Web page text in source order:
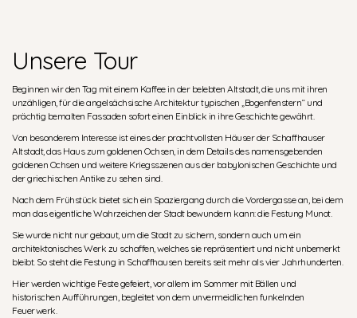
Unsere Tour
Beginnen wir den Tag mit einem Kaffee in der belebten Altstadt, die uns mit ihren
unzähligen, für die angelsächsische Architektur typischen „Bogenfenstern“ und
prächtig bemalten Fassaden sofort einen Einblick in ihre Geschichte gewährt.
Von besonderem Interesse ist eines der prachtvollsten Häuser der Schaffhauser
Altstadt, das Haus zum goldenen Ochsen, in dem Details des namensgebenden
goldenen Ochsen und weitere Kriegsszenen aus der babylonischen Geschichte und
der griechischen Antike zu sehen sind.
Nach dem Frühstück bietet sich ein Spaziergang durch die Vordergasse an, bei dem
man das eigentliche Wahrzeichen der Stadt bewundern kann: die Festung Munot.
Sie wurde nicht nur gebaut, um die Stadt zu sichern, sondern auch um ein
architektonisches Werk zu schaffen, welches sie repräsentiert und nicht unbemerkt
bleibt. So steht die Festung in Schaffhausen bereits seit mehr als vier Jahrhunderten.
Hier werden wichtige Feste gefeiert, vor allem im Sommer mit Bällen und
historischen Aufführungen, begleitet von dem unvermeidlichen funkelnden
Feuerwerk.